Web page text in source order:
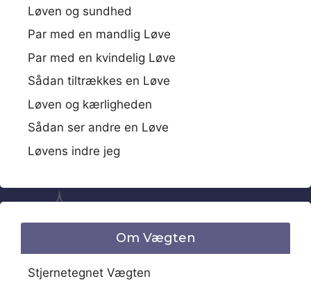
Løven og sundhed
Par med en mandlig Løve
Par med en kvindelig Løve
Sådan tiltrækkes en Løve
Løven og kærligheden
Sådan ser andre en Løve
Løvens indre jeg
Om Vægten
Stjernetegnet Vægten